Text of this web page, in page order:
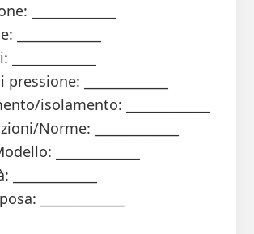
_____________
_____________
isolamento: _____________
Norme: _____________
_____________
_____________